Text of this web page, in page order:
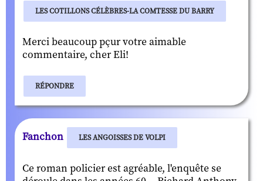
LES COTILLONS CÉLÈBRES-LA COMTESSE DU BARRY
Merci beaucoup pçur votre aimable
commentaire, cher Eli!
RÉPONDRE
Fanchon LES ANGOISSES DE VOLPI
Ce roman policier est agréable, l'enquête se